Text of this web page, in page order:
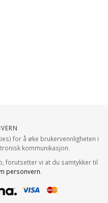
for å øke brukervennligheten i
kommunikasjon.
forutsetter vi at du samtykker til
personvern.